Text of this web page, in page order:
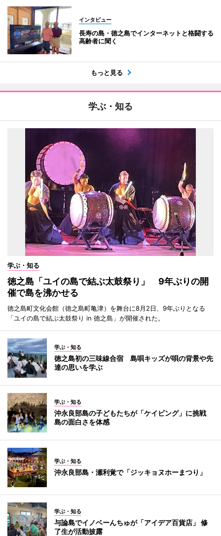
インタビュー
長寿の島・徳之島でインターネットと格闘する
高齢者に聞く
もっと見る
学ぶ・知る
学ぶ・知る
徳之島「ユイの島で結ぶ太鼓祭り」 9年ぶりの開
催で島を沸かせる
徳之島町文化会館（徳之島町亀津）を舞台に8月2日、9年ぶりとなる
「ユイの島で結ぶ太鼓祭り in 徳之島」が開催された。
学ぶ・知る
徳之島初の三味線合宿 島唄キッズが唄の背景や先
達の思いを学ぶ
学ぶ・知る
沖永良部島の子どもたちが「ケイビング」に挑戦
島の面白さを体感
学ぶ・知る
沖永良部島・瀬利覚で「ジッキョヌホーまつり」
学ぶ・知る
与論島でイノベーんちゅが「アイデア百貨店」 修
了生が活動披露